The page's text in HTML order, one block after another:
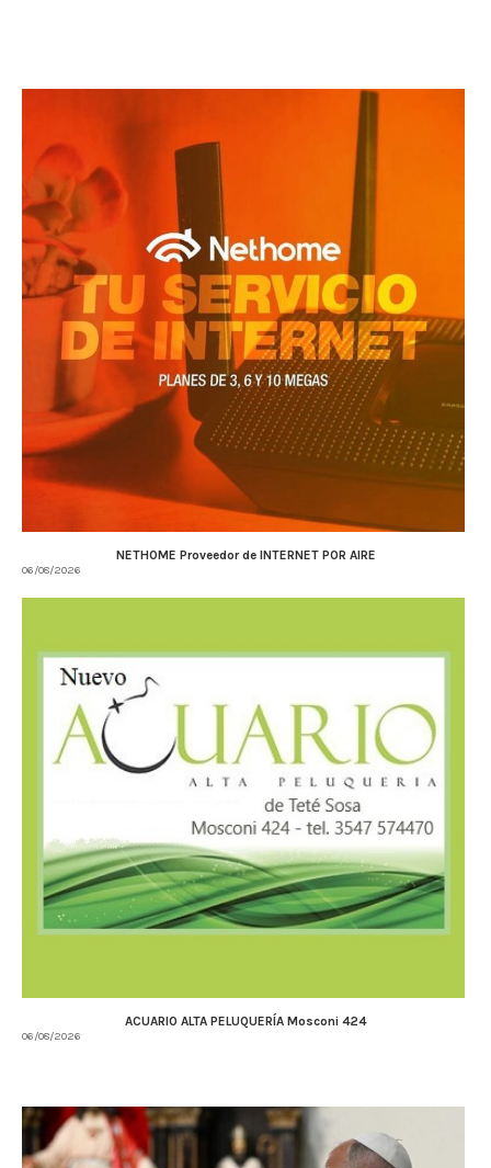
NETHOME Proveedor de INTERNET POR AIRE
06/08/2026
ACUARIO ALTA PELUQUERÍA Mosconi 424
06/08/2026